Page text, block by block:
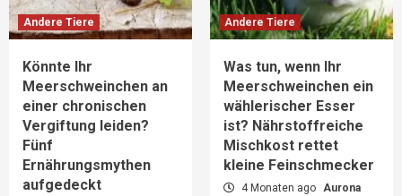
Andere Tiere
Könnte Ihr
Meerschweinchen an
einer chronischen
Vergiftung leiden?
Fünf
Ernährungsmythen
aufgedeckt
Andere Tiere
Was tun, wenn Ihr
Meerschweinchen ein
wählerischer Esser
ist? Nährstoffreiche
Mischkost rettet
kleine Feinschmecker
4 Monaten ago Aurona